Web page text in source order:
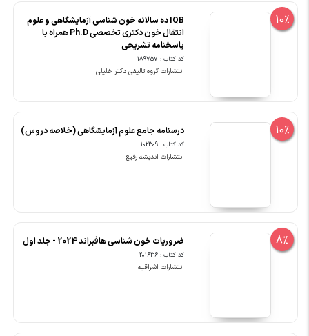
10%
IQB ده سالانه خون شناسی آزمایشگاهی و علوم
انتقال خون دکتری تخصصی Ph.D همراه با
پاسخنامه تشریحی
کد کتاب : 189757
انتشارات گروه تالیفی دکتر خلیلی
10% درسنامه جامع علوم آزمایشگاهی (خلاصه دروس)
کد کتاب : 102309
انتشارات اندیشه رفیع
8% ضروریات خون شناسی هافبراند 2024 - جلد اول
کد کتاب : 201636
انتشارات اشراقیه